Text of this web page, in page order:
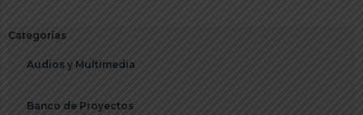
Categorías
Audios y Multimedia
Banco de Proyectos